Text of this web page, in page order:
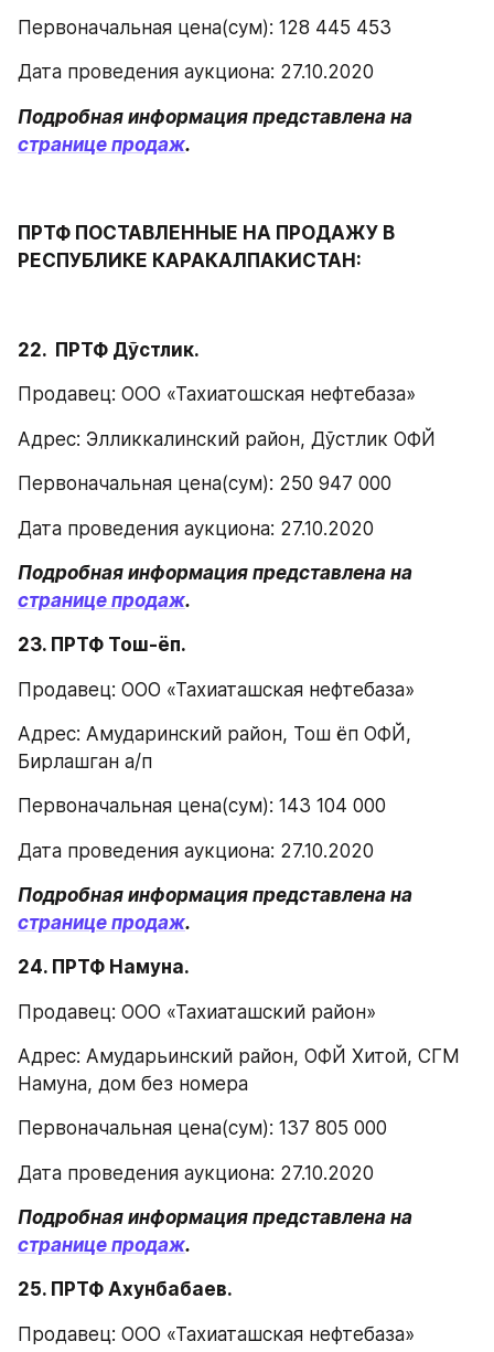
Первоначальная цена(сум): 128 445 453
Дата проведения аукциона: 27.10.2020
странице продаж.
ПРТФ ПОСТАВЛЕННЫЕ НА ПРОДАЖУ В
РЕСПУБЛИКЕ КАРАКАЛПАКИСТАН:
22.  ПРТФ Дўстлик.
Продавец: ООО «Тахиатошская нефтебаза»
Адрес: Элликкалинский район, Дўстлик ОФЙ
Первоначальная цена(сум): 250 947 000
Дата проведения аукциона: 27.10.2020
странице продаж.
23. ПРТФ Тош-ёп.
Продавец: ООО «Тахиаташская нефтебаза»
Адрес: Амударинский район, Тош ёп ОФЙ,
Бирлашган а/п
Первоначальная цена(сум): 143 104 000
Дата проведения аукциона: 27.10.2020
странице продаж.
24. ПРТФ Намуна.
Продавец: ООО «Тахиаташский район»
Адрес: Амударьинский район, ОФЙ Хитой, СГМ
Намуна, дом без номера
Первоначальная цена(сум): 137 805 000
Дата проведения аукциона: 27.10.2020
странице продаж.
25. ПРТФ Ахунбабаев.
Продавец: ООО «Тахиаташская нефтебаза»